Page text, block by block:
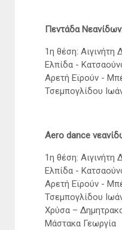
Πεντάδα
1η θέση:
Ελπίδα -
Αρετή Εϊρούν -
Τσεμπογλίδου
Aero dance
1η θέση:
Ελπίδα -
Αρετή Εϊρούν -
Τσεμπογλίδου
Χρύσα –
Μάστακα Γεωργία